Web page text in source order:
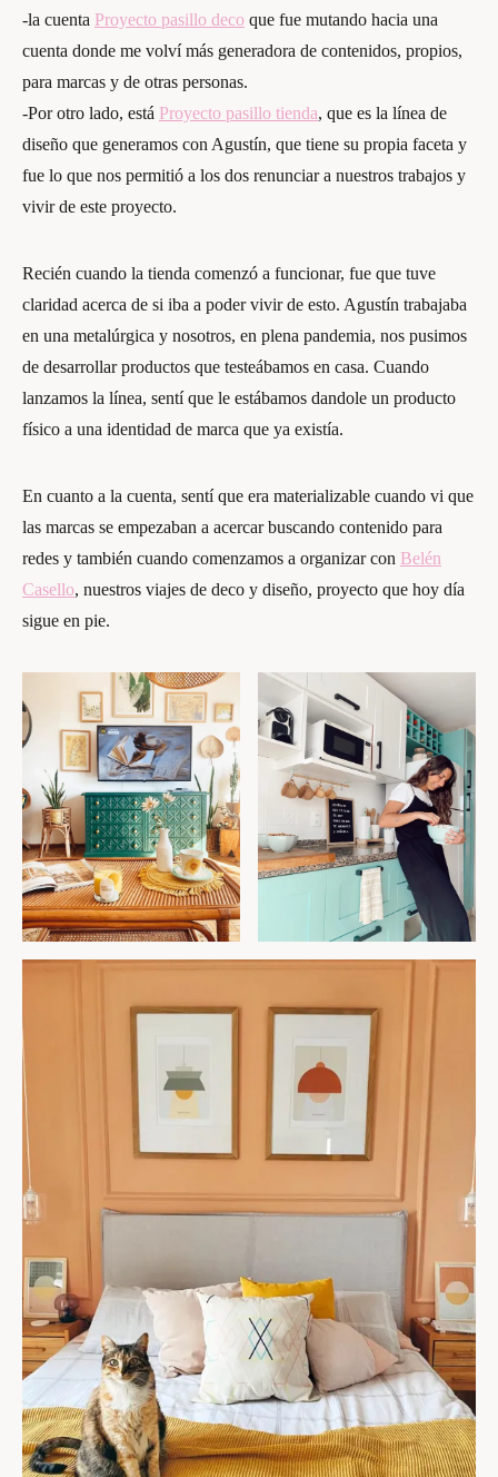
-la cuenta Proyecto pasillo deco que fue mutando hacia una
cuenta donde me volví más generadora de contenidos, propios,
para marcas y de otras personas.
-Por otro lado, está Proyecto pasillo tienda, que es la línea de
diseño que generamos con Agustín, que tiene su propia faceta y
fue lo que nos permitió a los dos renunciar a nuestros trabajos y
vivir de este proyecto.
Recién cuando la tienda comenzó a funcionar, fue que tuve
claridad acerca de si iba a poder vivir de esto. Agustín trabajaba
en una metalúrgica y nosotros, en plena pandemia, nos pusimos
de desarrollar productos que testeábamos en casa. Cuando
lanzamos la línea, sentí que le estábamos dandole un producto
físico a una identidad de marca que ya existía.
En cuanto a la cuenta, sentí que era materializable cuando vi que
las marcas se empezaban a acercar buscando contenido para
redes y también cuando comenzamos a organizar con Belén
Casello, nuestros viajes de deco y diseño, proyecto que hoy día
sigue en pie.